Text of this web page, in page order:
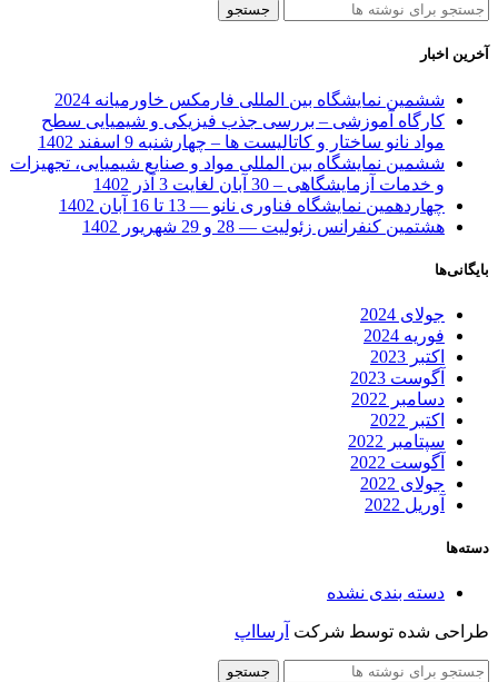
جستجو
آخرین اخبار
ششمین نمایشگاه بین المللی فارمکس خاورمیانه 2024
کارگاه آموزشی – بررسی جذب فیزیکی و شیمیایی سطح
مواد نانو ساختار و کاتالیست ها – چهارشنبه 9 اسفند 1402
ششمین نمایشگاه بین المللی مواد و صنایع شیمیایی، تجهیزات
و خدمات آزمایشگاهی – 30 آبان لغایت 3 آذر 1402
چهاردهمین نمایشگاه فناوری نانو — 13 تا 16 آبان 1402
هشتمین کنفرانس زئولیت — 28 و 29 شهریور 1402
بایگانی‌ها
جولای 2024
فوریه 2024
اکتبر 2023
آگوست 2023
دسامبر 2022
اکتبر 2022
سپتامبر 2022
آگوست 2022
جولای 2022
آوریل 2022
دسته‌ها
دسته بندی نشده
طراحی شده توسط شرکت آرسااپ
جستجو